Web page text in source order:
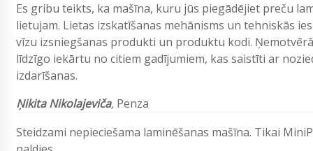
Es gribu teikts, ka mašīna, kuru jūs piegādējiet preču
lietujam. Lietas izskatīšanas mehānisms un tehniskās
vīzu izsniegšanas produkti un produktu kodi.
līdzīgo iekārtu no citiem gadījumiem, kas saistīti ar
izdarīšanas.
Ņikita Nikolajeviča, Penza
Steidzami nepieciešama laminēšanas mašīna. Tikai